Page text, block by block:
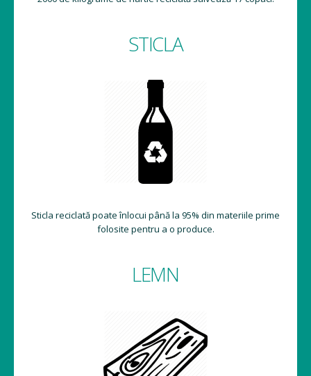
STICLA
Sticla reciclată poate înlocui până la 95% din materiile prime
folosite pentru a o produce.
LEMN